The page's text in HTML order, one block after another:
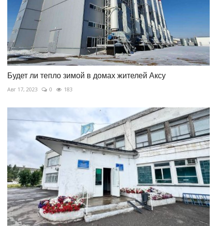
Будет ли тепло зимой в домах жителей Аксу
Авг 17, 2023 0 183